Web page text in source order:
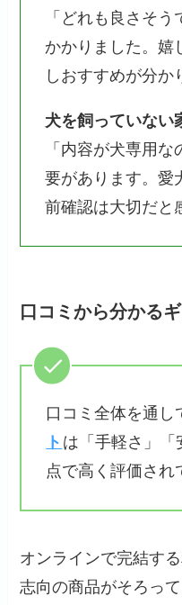
「どれも良さそ
かかりました。嬉
しおすすめが分か
犬を飼っていない
「内容が犬専用
要があります。愛
前確認は大切だと
口コミから分かる
口コミ全体を通し
ト は「手軽さ」「
点で高く評価され
オンラインで完結す
志向の商品がそろっ